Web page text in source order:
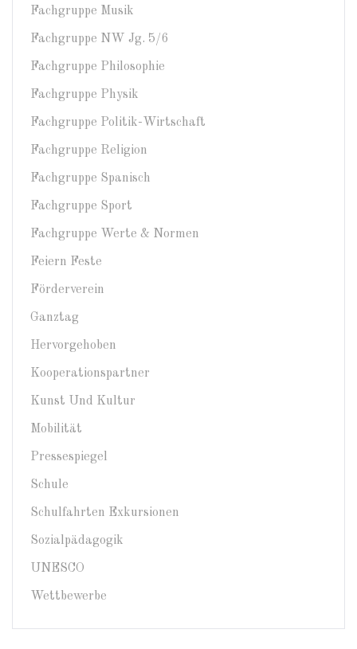
Fachgruppe Musik
Fachgruppe NW Jg. 5/6
Fachgruppe Philosophie
Fachgruppe Physik
Fachgruppe Politik-Wirtschaft
Fachgruppe Religion
Fachgruppe Spanisch
Fachgruppe Sport
Fachgruppe Werte & Normen
Feiern Feste
Förderverein
Ganztag
Hervorgehoben
Kooperationspartner
Kunst Und Kultur
Mobilität
Pressespiegel
Schule
Schulfahrten Exkursionen
Sozialpädagogik
UNESCO
Wettbewerbe